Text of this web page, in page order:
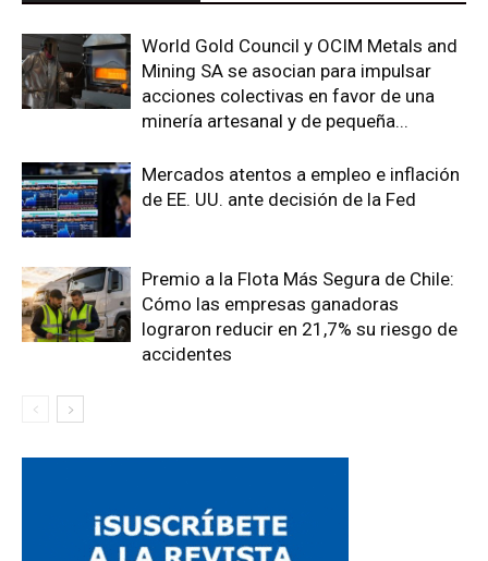
World Gold Council y OCIM Metals and
Mining SA se asocian para impulsar
acciones colectivas en favor de una
minería artesanal y de pequeña...
Mercados atentos a empleo e inflación
de EE. UU. ante decisión de la Fed
Premio a la Flota Más Segura de Chile:
Cómo las empresas ganadoras
lograron reducir en 21,7% su riesgo de
accidentes